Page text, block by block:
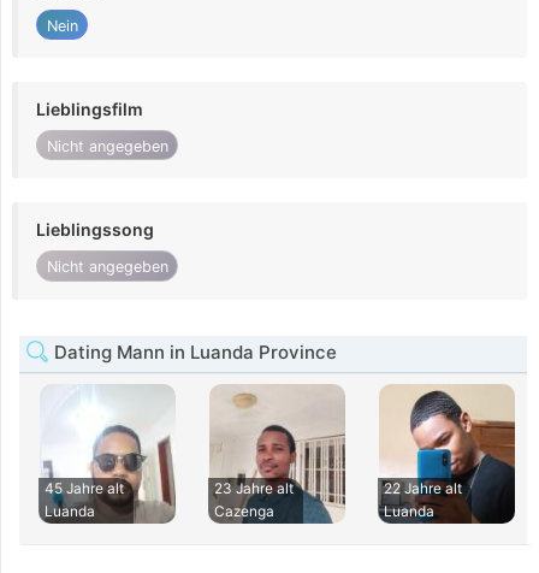
Nein
Lieblingsfilm
Nicht angegeben
Lieblingssong
Nicht angegeben
Dating Mann in Luanda Province
45 Jahre alt
Luanda
23 Jahre alt
Cazenga
22 Jahre alt
Luanda